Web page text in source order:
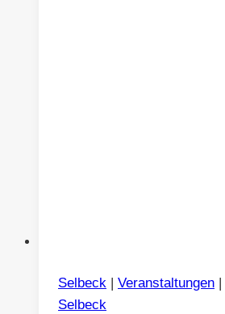
Selbeck | Veranstaltungen |
Selbeck